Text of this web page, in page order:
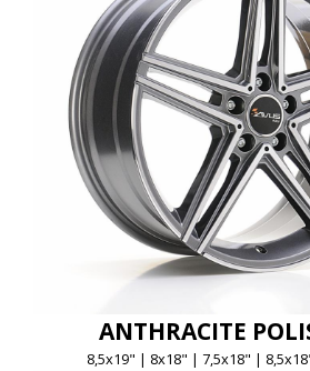
ANTHRACITE
8,5x19" | 8x18" | 7,5x18" |